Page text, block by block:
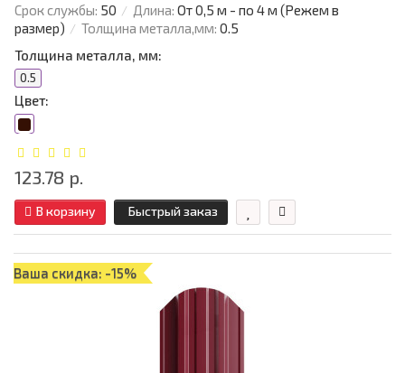
Срок службы: 50 Длина: От 0,5 м - по 4 м (Режем в
размер)
Толщина металла,мм: 0.5
Толщина металла, мм:
0.5
Цвет:
123.78 р.
В корзину Быстрый заказ
Ваша скидка: -15%